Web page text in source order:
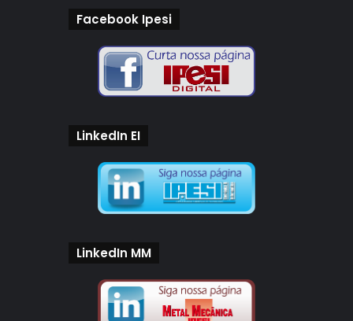
Facebook Ipesi
LinkedIn EI
LinkedIn MM